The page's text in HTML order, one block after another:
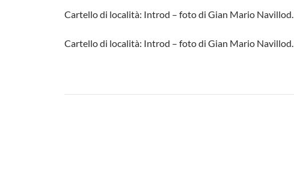
Cartello di località: Introd – foto di Gian Mario Navillod.
Cartello di località: Introd – foto di Gian Mario Navillod.